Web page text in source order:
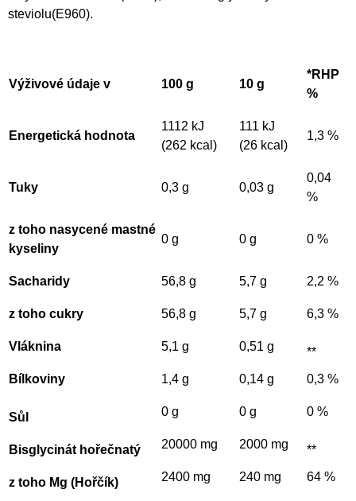
steviolu(E960).
Výživové údaje v 100 g 10 g
*RHP
%
Energetická hodnota
1112 kJ
(262 kcal)
111 kJ
(26 kcal)
1,3 %
Tuky 0,3 g 0,03 g
0,04
%
z toho nasycené mastné
kyseliny
0 g 0 g 0 %
Sacharidy 56,8 g 5,7 g 2,2 %
z toho cukry 56,8 g 5,7 g 6,3 %
Vláknina 5,1 g 0,51 g
**
Bílkoviny
1,4 g 0,14 g 0,3 %
Sůl 0 g 0 g 0 %
Bisglycinát hořečnatý 20000 mg 2000 mg **
z toho Mg (Hořčík) 2400 mg 240 mg 64 %